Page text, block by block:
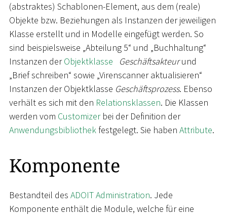
(abstraktes) Schablonen-Element, aus dem (reale)
Objekte bzw. Beziehungen als Instanzen der jeweiligen
Klasse erstellt und in Modelle eingefügt werden. So
sind beispielsweise „Abteilung 5“ und „Buchhaltung“
Instanzen derObjektklasse Geschäftsakteurund
„Brief schreiben“ sowie „Virenscanner aktualisieren“
Instanzen der Objektklasse Geschäftsprozess. Ebenso
verhält es sich mit den Relationsklassen. Die Klassen
werden vom Customizerbei der Definition der
Anwendungsbibliothek festgelegt. Sie haben Attribute.
Komponente
Bestandteil des ADOIT Administration. Jede
Komponente enthält die Module, welche für eine